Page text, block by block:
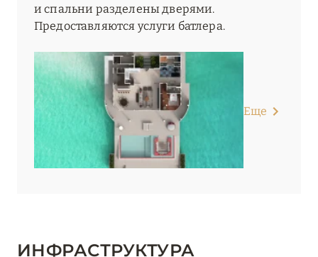
и спальни разделены дверями.
Предоставляются услуги батлера.
Еще
ИНФРАСТРУКТУРА